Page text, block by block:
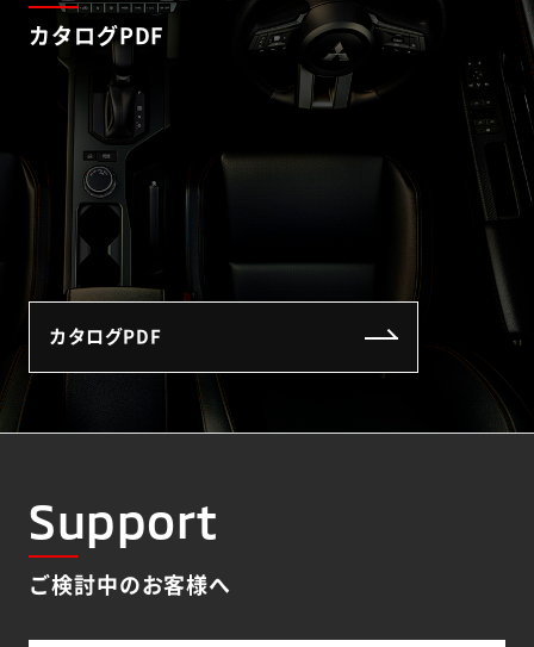
カタログPDF
カタログPDF
Support
ご検討中のお客様へ